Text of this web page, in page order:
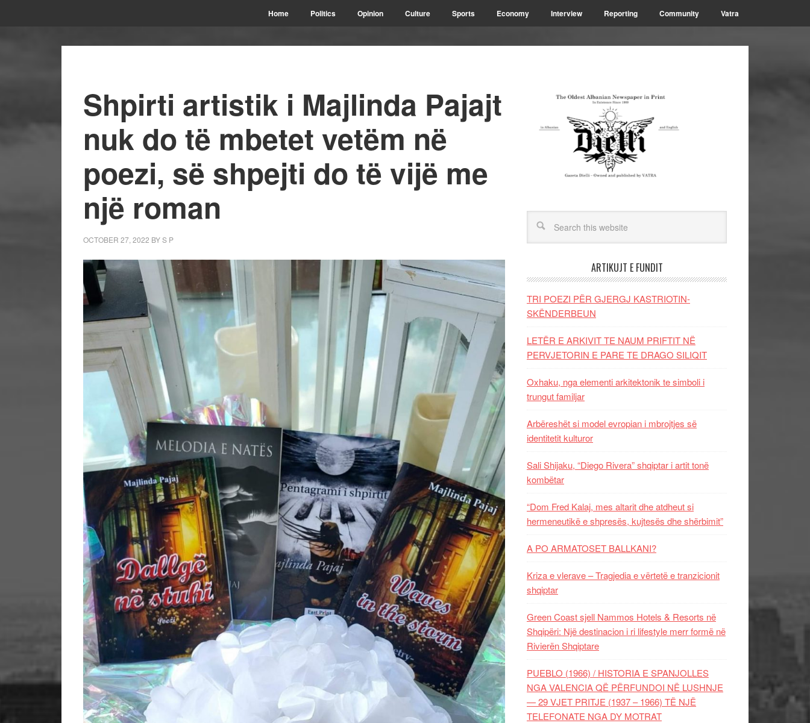
Home Politics Opinion Culture Sports Economy Interview Reporting Community Vatra
Shpirti artistik i Majlinda Pajajt
nuk do të mbetet vetëm në
poezi, së shpejti do të vijë me
një roman
OCTOBER 27, 2022 BYS P
ARTIKUJT E FUNDIT
TRI POEZI PËR GJERGJ KASTRIOTIN-
SKËNDERBEUN
LETËR E ARKIVIT TE NAUM PRIFTIT NË
PERVJETORIN E PARE TE DRAGO SILIQIT
Oxhaku, nga elementi arkitektonik te simboli i
trungut familjar
Arbëreshët si model evropian i mbrojtjes së
identitetit kulturor
Sali Shijaku, “Diego Rivera” shqiptar i artit tonë
kombëtar
“Dom Fred Kalaj, mes altarit dhe atdheut si
hermeneutikë e shpresës, kujtesës dhe shërbimit”
A PO ARMATOSET BALLKANI?
Kriza e vlerave – Tragjedia e vërtetë e tranzicionit
shqiptar
Green Coast sjell Nammos Hotels & Resorts në
Shqipëri: Një destinacion i ri lifestyle merr formë në
Rivierën Shqiptare
PUEBLO (1966) / HISTORIA E SPANJOLLES
NGA VALENCIA QË PËRFUNDOI NË LUSHNJE
— 29 VJET PRITJE (1937 – 1966) TË NJË
TELEFONATE NGA DY MOTRAT